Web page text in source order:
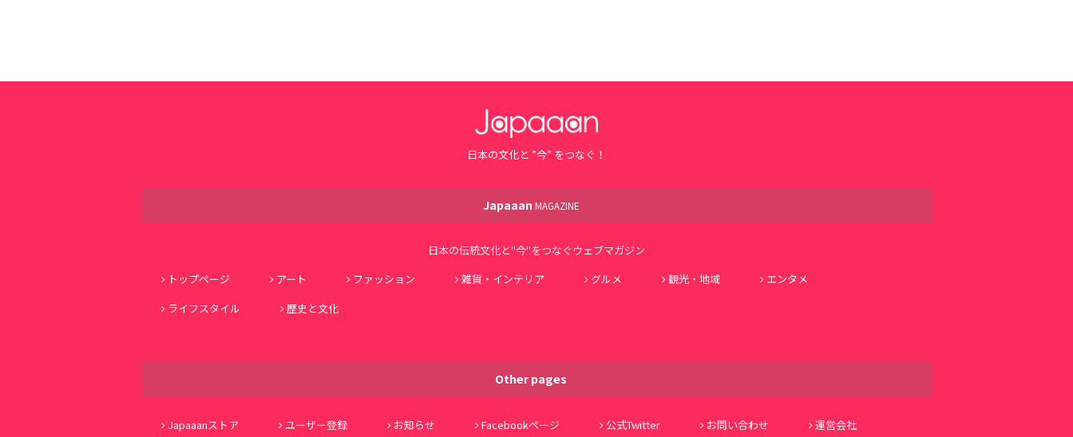
日本の文化と ”今” をつなぐ！
Japaaan MAGAZINE
日本の伝統文化と"今"をつなぐウェブマガジン
トップページ
アート ファッション 雑貨・インテリア グルメ 観光・地域
エンタメ
ライフスタイル
歴史と文化
Other pages
Japaaanストア ユーザー登録 お知らせ Facebookページ 公式Twitter お問い合わせ 運営会社